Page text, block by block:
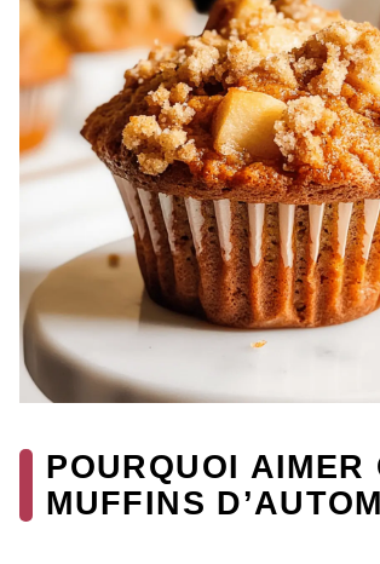
POURQUOI AIMER
MUFFINS